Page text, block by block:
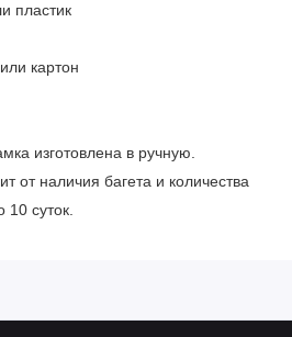
пластик
картон
изготовлена в ручную.
от наличия багета и количества
10 суток.